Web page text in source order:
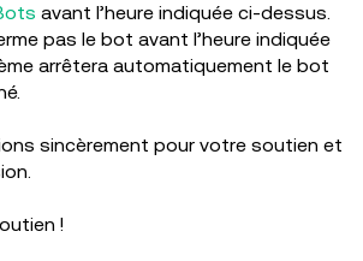
avant l’heure indiquée ci-dessus.
pas le bot avant l’heure indiquée
arrêtera automatiquement le bot
sincèrement pour votre soutien et
!